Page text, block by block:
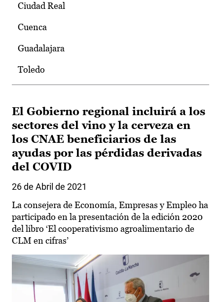
Ciudad Real
Cuenca
Guadalajara
Toledo
El Gobierno regional incluirá a los
sectores del vino y la cerveza en
los CNAE beneficiarios de las
ayudas por las pérdidas derivadas
del COVID
26 de Abril de 2021
La consejera de Economía, Empresas y Empleo ha
participado en la presentación de la edición 2020
del libro ‘El cooperativismo agroalimentario de
CLM en cifras’